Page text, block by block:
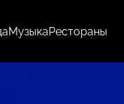
МузыкаРестораны